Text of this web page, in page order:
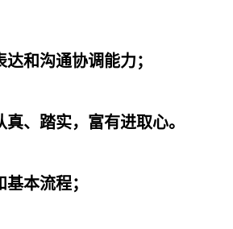
和沟通协调能力；
、踏实，富有进取心。
本流程；